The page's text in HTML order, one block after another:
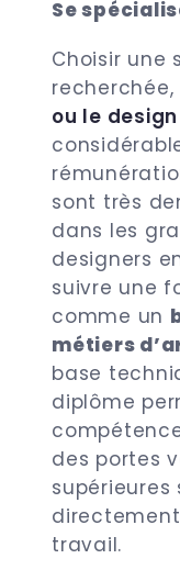
Se
Choisir une
ou le design
sont très
dans les
designers
suivre une
comme un
métiers
base
diplôme
des portes
supérieures
travail.